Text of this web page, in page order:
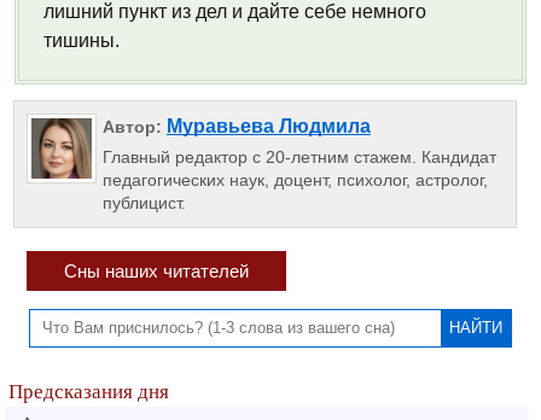
лишний пункт из дел и дайте себе немного
тишины.
Автор: Муравьева Людмила
Главный редактор с 20-летним стажем. Кандидат
педагогических наук, доцент, психолог, астролог,
публицист.
Сны наших читателей
Предсказания дня